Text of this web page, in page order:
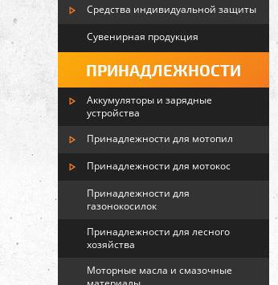
Средства индивидуальной защиты
Сувенирная продукция
ПРИНАДЛЕЖНОСТИ
Аккумуляторы и зарядные
устройства
Принадлежности для мотопил
Принадлежности для мотокос
Принадлежности для
газонокосилок
Принадлежности для лесного
хозяйства
Моторные масла и смазочные